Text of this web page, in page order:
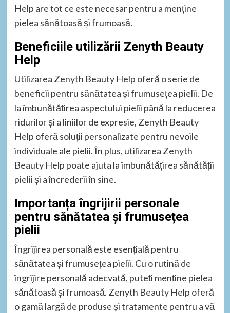
Help are tot ce este necesar pentru a menține
pielea sănătoasă și frumoasă.
Beneficiile utilizării Zenyth Beauty
Help
Utilizarea Zenyth Beauty Help oferă o serie de
beneficii pentru sănătatea și frumusețea pielii. De
la îmbunătățirea aspectului pielii până la reducerea
ridurilor și a liniilor de expresie, Zenyth Beauty
Help oferă soluții personalizate pentru nevoile
individuale ale pielii. În plus, utilizarea Zenyth
Beauty Help poate ajuta la îmbunătățirea sănătății
pielii și a încrederii în sine.
Importanța îngrijirii personale
pentru sănătatea și frumusețea
pielii
Îngrijirea personală este esențială pentru
sănătatea și frumusețea pielii. Cu o rutină de
îngrijire personală adecvată, puteți menține pielea
sănătoasă și frumoasă. Zenyth Beauty Help oferă
o gamă largă de produse și tratamente pentru a vă